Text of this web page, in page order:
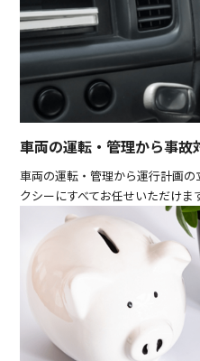
車両の運転・管理から事故
車両の運転・管理から運行計画
クシーにすべてお任せいただけます